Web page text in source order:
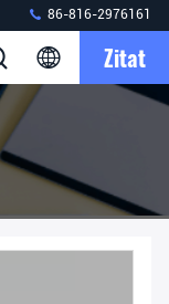
86-816-2976161
Zitat